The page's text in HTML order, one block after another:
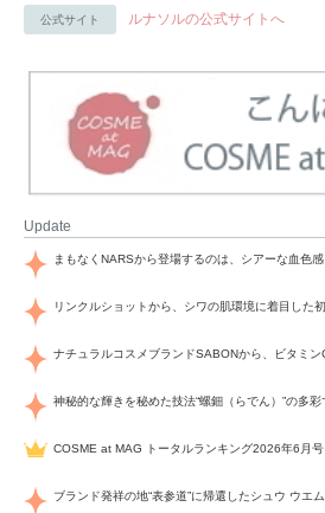
公式サイト ルナソルの公式サイトへ
Update
COSME at MAG トータルランキング2026年6月号